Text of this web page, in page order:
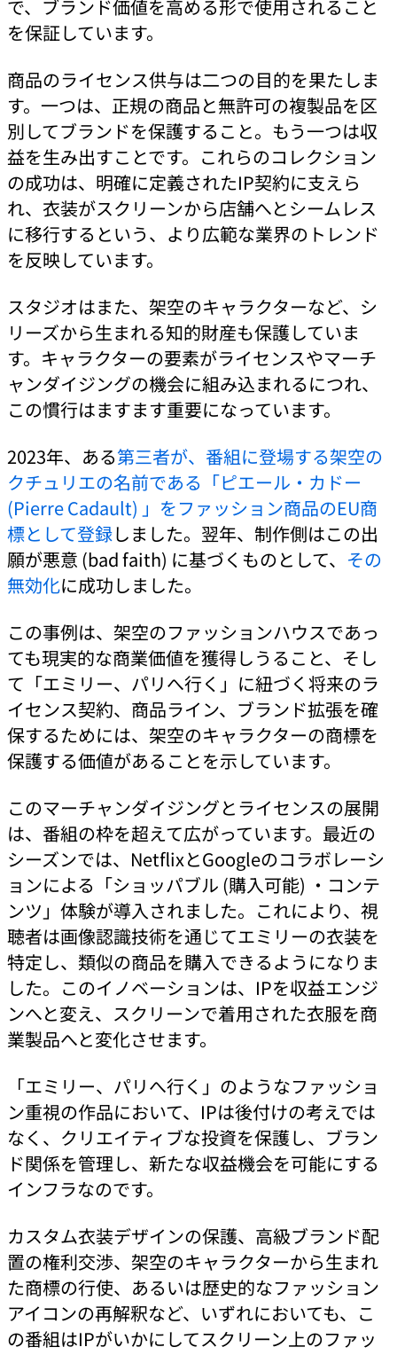
で、ブランド価値を高める形で使用されること
を保証しています。
商品のライセンス供与は二つの目的を果たしま
す。一つは、正規の商品と無許可の複製品を区
別してブランドを保護すること。もう一つは収
益を生み出すことです。これらのコレクション
の成功は、明確に定義されたIP契約に支えら
れ、衣装がスクリーンから店舗へとシームレス
に移行するという、より広範な業界のトレンド
を反映しています。
スタジオはまた、架空のキャラクターなど、シ
リーズから生まれる知的財産も保護していま
す。キャラクターの要素がライセンスやマーチ
ャンダイジングの機会に組み込まれるにつれ、
この慣行はますます重要になっています。
2023年、ある第三者が、番組に登場する架空の
クチュリエの名前である「ピエール・カドー
(Pierre Cadault) 」をファッション商品のEU商
標として登録しました。翌年、制作側はこの出
願が悪意 (bad faith) に基づくものとして、 その
無効化に成功しました。
この事例は、架空のファッションハウスであっ
ても現実的な商業価値を獲得しうること、そし
て「エミリー、パリへ行く」に紐づく将来のラ
イセンス契約、商品ライン、ブランド拡張を確
保するためには、架空のキャラクターの商標を
保護する価値があることを示しています。
このマーチャンダイジングとライセンスの展開
は、番組の枠を超えて広がっています。最近の
シーズンでは、NetflixとGoogleのコラボレーシ
ョンによる「ショッパブル (購入可能) ・コンテ
ンツ」体験が導入されました。これにより、視
聴者は画像認識技術を通じてエミリーの衣装を
特定し、類似の商品を購入できるようになりま
した。このイノベーションは、IPを収益エンジ
ンへと変え、スクリーンで着用された衣服を商
業製品へと変化させます。
「エミリー、パリへ行く」のようなファッショ
ン重視の作品において、IPは後付けの考えでは
なく、クリエイティブな投資を保護し、ブラン
ド関係を管理し、新たな収益機会を可能にする
インフラなのです。
カスタム衣装デザインの保護、高級ブランド配
置の権利交渉、架空のキャラクターから生まれ
た商標の行使、あるいは歴史的なファッション
アイコンの再解釈など、いずれにおいても、こ
の番組はIPがいかにしてスクリーン上のファッ